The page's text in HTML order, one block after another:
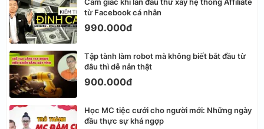
từ Facebook cá nhân
990.000đ
Tập tành làm robot mà không biết bắt đầu từ
đâu thì dễ nản thật
900.000đ
Học MC tiệc cưới cho người mới: Những ngày
đầu thực sự khá ngợp